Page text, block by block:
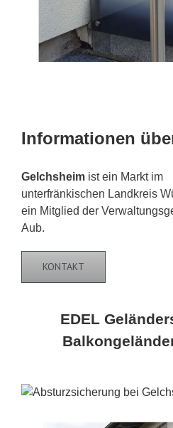
Informationen
Gelchsheim ist ein Markt im
unterfränkischen Landkreis
ein Mitglied der
Aub.
KONTAKT
EDEL